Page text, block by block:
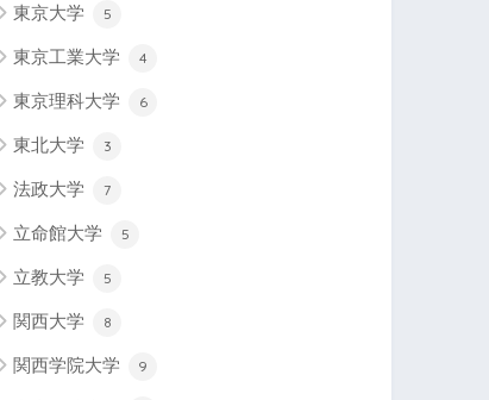
東京大学 5
東京工業大学 4
東京理科大学 6
東北大学 3
法政大学 7
立命館大学 5
立教大学 5
関西大学 8
関西学院大学 9